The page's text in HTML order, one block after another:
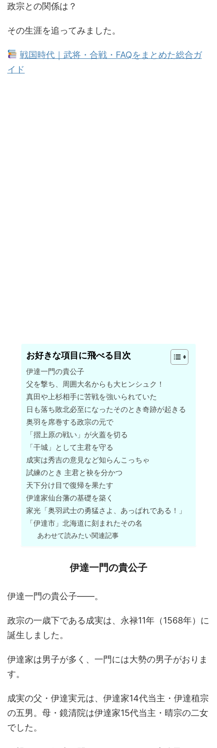
政宗との関係は？
その生涯を追ってみました。
戦国時代｜武将・合戦・FAQをまとめた総合ガ
イド
お好きな項目に飛べる目次
伊達一門の貴公子
父を撃ち、周囲大名からも大ヒンシュク！
真田や上杉相手に苦戦を強いられていた
日も落ち敗北必至になったそのとき奇跡が起きる
奥羽を席巻する政宗の元で
「摺上原の戦い」が火蓋を切る
「干城」として主君を守る
成実は秀吉の意見など知らんこっちゃ
試練のとき 主君と袂を分かつ
天下分け目で復帰を果たす
伊達家仙台藩の基礎を築く
家光「奥羽武士の勇猛さよ、あっぱれである！」
「伊達市」北海道に刻まれたその名
あわせて読みたい関連記事
伊達一門の貴公子
伊達一門の貴公子――。
政宗の一歳下である成実は、永禄11年（1568年）に
誕生しました。
伊達家は男子が多く、一門には大勢の男子がおりま
す。
成実の父・伊達実元は、伊達家14代当主・伊達稙宗
の五男。母・鏡清院は伊達家15代当主・晴宗の二女
でした。